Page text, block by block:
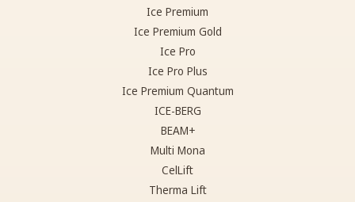
Ice Premium
Ice Premium Gold
Ice Pro
Ice Pro Plus
Ice Premium Quantum
ICE-BERG
+BEAM
Multi Mona
CelLift
Therma Lift